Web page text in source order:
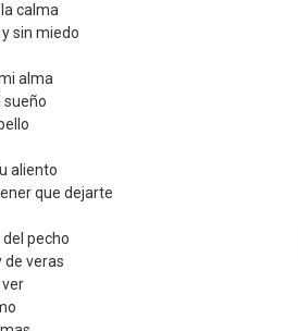
calma
sin miedo
alma
sueño
aliento
que dejarte
pecho
de veras